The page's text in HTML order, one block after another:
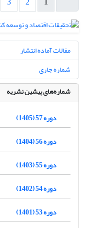
مقالات آماده انتشار
شماره جاری
شماره‌های پیشین نشریه
دوره 57 (1405)
دوره 56 (1404)
دوره 55 (1403)
دوره 54 (1402)
دوره 53 (1401)